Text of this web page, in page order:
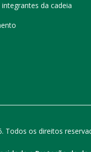
da cadeia
Todos os direitos